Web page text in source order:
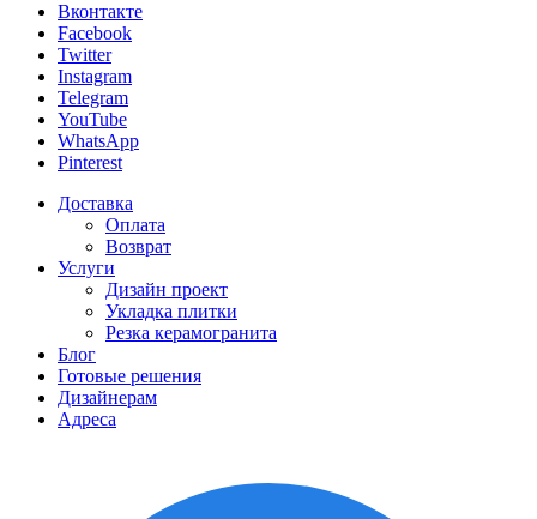
Вконтакте
Facebook
Twitter
Instagram
Telegram
YouTube
WhatsApp
Pinterest
Доставка
Оплата
Возврат
Услуги
Дизайн проект
Укладка плитки
Резка керамогранита
Блог
Готовые решения
Дизайнерам
Адреса